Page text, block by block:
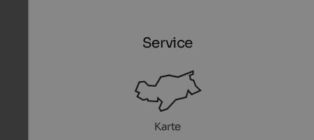
Service
Karte